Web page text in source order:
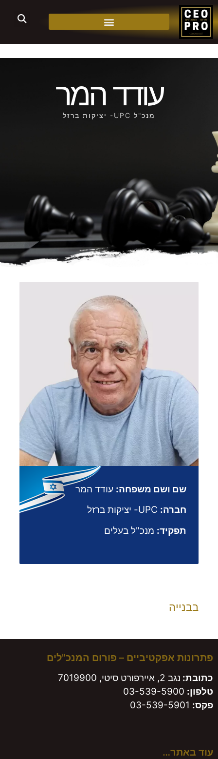
עודד המר
מנכ"ל UPC- יציקות ברזל
שם ושם משפחה: עודד המר
חברה:
תפקיד: מנכ"ל בעלים
בבנייה
פתרונות אפקטיביים – פורום המנכ"לים
כתובת: נגב 2, איירפורט סיטי, 7019900
טלפון: 03-539-5900
פקס:
עוד באתר…